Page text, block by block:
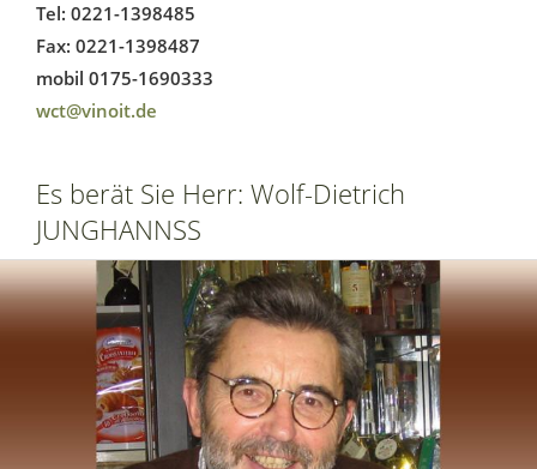
Tel: 0221-1398485
Fax: 0221-1398487
mobil 0175-1690333
wct@vinoit.de
Es berät Sie Herr: Wolf-Dietrich
JUNGHANNSS